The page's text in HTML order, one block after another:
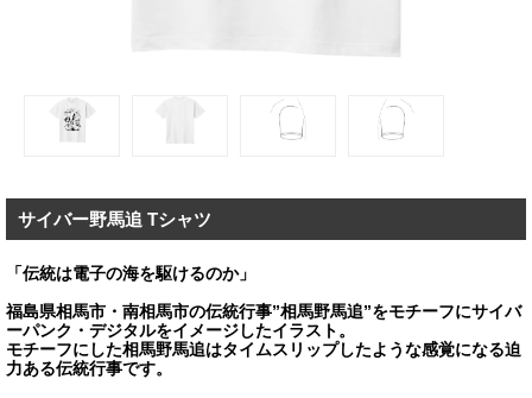
サイバー野馬追 Tシャツ
「伝統は電子の海を駆けるのか」
福島県相馬市・南相馬市の伝統行事”相馬野馬追”をモチーフにサイバ
ーパンク・デジタルをイメージしたイラスト。
モチーフにした相馬野馬追はタイムスリップしたような感覚になる迫
力ある伝統行事です。